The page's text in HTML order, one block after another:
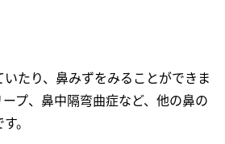
たり、⿐みずをみることができま
プ、⿐中隔弯曲症など、他の⿐の
。